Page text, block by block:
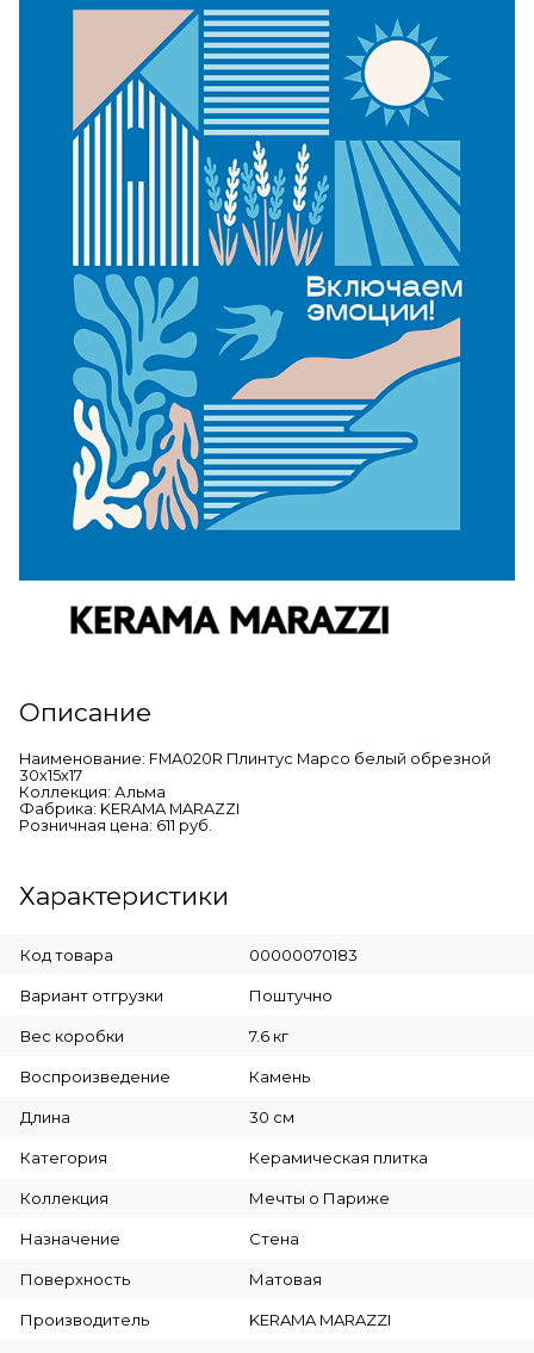
Описание
Наименование: FMA020R Плинтус Марсо белый обрезной
30х15х17
Коллекция: Альма
Фабрика: KERAMA MARAZZI
Розничная цена: 611 руб.
Характеристики
Код товара 00000070183
Вариант отгрузки Поштучно
Вес коробки 7.6 кг
Воспроизведение Камень
Длина 30 см
Категория Керамическая плитка
Коллекция Мечты о Париже
Назначение Стена
Поверхность Матовая
Производитель KERAMA MARAZZI